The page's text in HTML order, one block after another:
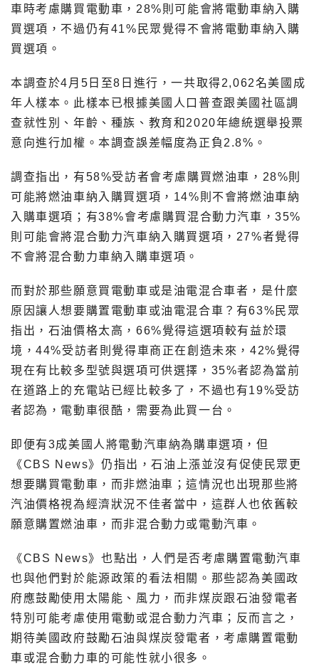
車時考慮購買電動車，28%則可能會將電動車納入購
買選項，不過仍有41%民眾覺得不會將電動車納入購
買選項。
本調查於4月5日至8日進行，一共取得2,062名美國成
年人樣本。此樣本已根據美國人口普查跟美國社區調
查就性別、年齡、種族、教育和2020年總統選舉投票
意向進行加權。本調查誤差幅度為正負2.8%。
調查指出，有58%受訪者會考慮購買燃油車，28%則
可能將燃油車納入購買選項，14%則不會將燃油車納
入購車選項；有38%會考慮購買混合動力汽車，35%
則可能會將混合動力汽車納入購買選項，27%者覺得
不會將混合動力車納入購車選項。
而對於那些願意買電動車或是油電混合車者，是什麼
原因讓人想要購置電動車或油電混合車？有63%民眾
指出，石油價格太高，66%覺得這選項較有益於環
境，44%受訪者則覺得車商正在創造未來，42%覺得
現在有比較多型號與選項可供選擇，35%者認為當前
在道路上的充電站已經比較多了，不過也有19%受訪
者認為，電動車很酷，需要為此買一台。
即便有3成美國人將電動汽車納為購車選項，但
《CBS News》仍指出，石油上漲並沒有促使民眾更
想要購買電動車，而非燃油車；這情況也出現那些將
汽油價格視為經濟狀況不佳者當中，這群人也依舊較
願意購置燃油車，而非混合動力或電動汽車。
《CBS News》也點出，人們是否考慮購置電動汽車
也與他們對於能源政策的看法相關。那些認為美國政
府應鼓勵使用太陽能、風力，而非煤炭跟石油發電者
特別可能考慮使用電動或混合動力汽車；反而言之，
期待美國政府鼓勵石油與煤炭發電者，考慮購置電動
車或混合動力車的可能性就小很多。